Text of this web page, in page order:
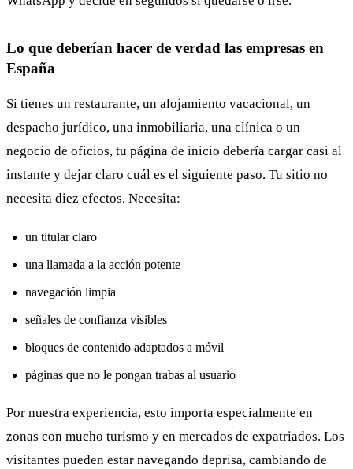
Lo que deberían hacer de verdad las empresas en
España
Si tienes un restaurante, un alojamiento vacacional, un
despacho jurídico, una inmobiliaria, una clínica o un
negocio de oficios, tu página de inicio debería cargar casi al
instante y dejar claro cuál es el siguiente paso. Tu sitio no
necesita diez efectos. Necesita:
un titular claro
una llamada a la acción potente
navegación limpia
señales de confianza visibles
bloques de contenido adaptados a móvil
páginas que no le pongan trabas al usuario
Por nuestra experiencia, esto importa especialmente en
zonas con mucho turismo y en mercados de expatriados. Los
visitantes pueden estar navegando deprisa, cambiando de